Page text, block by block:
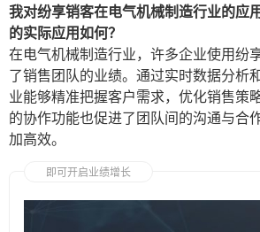
我对纷享销客在电气机械制造行业的应
的实际应用如何？
在电气机械制造行业，许多企业使用纷
了销售团队的业绩。通过实时数据分析
业能够精准把握客户需求，优化销售策
的协作功能也促进了团队间的沟通与合
加高效。
即可开启业绩增长